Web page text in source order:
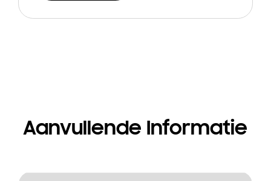
Aanvullende Informatie